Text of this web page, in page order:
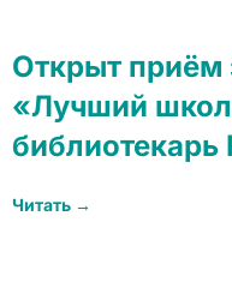
Открыт приём
«Лучший
библиотекарь
Читать →